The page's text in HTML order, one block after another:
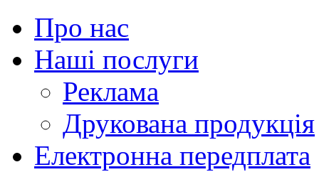
Про нас
Наші послуги
Реклама
Друкована продукція
Електронна передплата